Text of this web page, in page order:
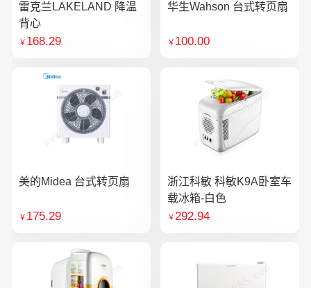
雷克兰LAKELAND 降温
背心
￥ 168.29
华生Wahson 台式转页扇
￥ 100.00
美的Midea 台式转页扇
￥ 175.29
浙江科敏 科敏K9A卧室车
载冰箱-白色
￥292.94